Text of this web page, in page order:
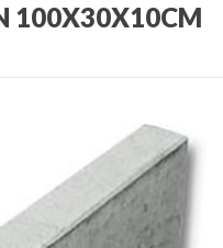
100X30X10CM